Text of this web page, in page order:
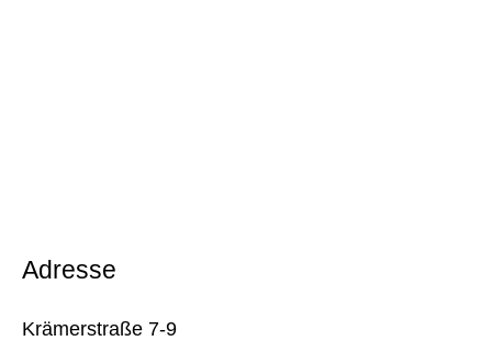
Adresse
Krämerstraße 7-9